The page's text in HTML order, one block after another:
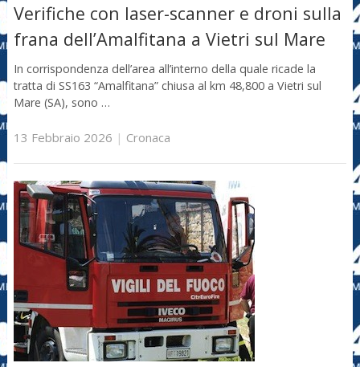
Verifiche con laser-scanner e droni sulla
frana dell’Amalfitana a Vietri sul Mare
In corrispondenza dell’area all’interno della quale ricade la
tratta di SS163 “Amalfitana” chiusa al km 48,800 a Vietri sul
Mare (SA), sono …
13 Febbraio 2026 | Cronaca